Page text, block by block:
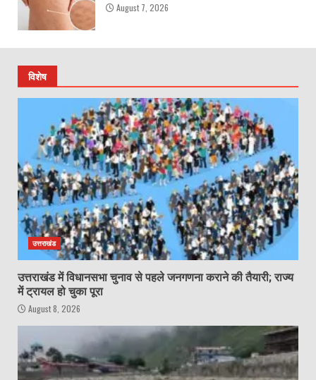
August 7, 2026
विशेष
उत्तराखंड
उत्तराखंड में विधानसभा चुनाव से पहले जनगणना कराने की तैयारी; राज्य
में ट्रायल हो चुका पूरा
August 8, 2026